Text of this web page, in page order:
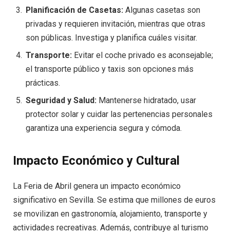
Planificación de Casetas: Algunas casetas son
privadas y requieren invitación, mientras que otras
son públicas. Investiga y planifica cuáles visitar.
Transporte: Evitar el coche privado es aconsejable;
el transporte público y taxis son opciones más
prácticas.
Seguridad y Salud: Mantenerse hidratado, usar
protector solar y cuidar las pertenencias personales
garantiza una experiencia segura y cómoda.
Impacto Económico y Cultural
La Feria de Abril genera un impacto económico
significativo en Sevilla. Se estima que millones de euros
se movilizan en gastronomía, alojamiento, transporte y
actividades recreativas. Además, contribuye al turismo